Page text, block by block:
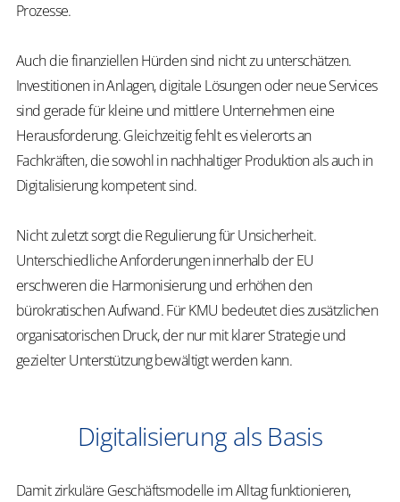
Prozesse.
Auch die finanziellen Hürden sind nicht zu unterschätzen.
Investitionen in Anlagen, digitale Lösungen oder neue Services
sind gerade für kleine und mittlere Unternehmen eine
Herausforderung. Gleichzeitig fehlt es vielerorts an
Fachkräften, die sowohl in nachhaltiger Produktion als auch in
Digitalisierung kompetent sind.
Nicht zuletzt sorgt die Regulierung für Unsicherheit.
Unterschiedliche Anforderungen innerhalb der EU
erschweren die Harmonisierung und erhöhen den
bürokratischen Aufwand. Für KMU bedeutet dies zusätzlichen
organisatorischen Druck, der nur mit klarer Strategie und
gezielter Unterstützung bewältigt werden kann.
Digitalisierung als Basis
Damit zirkuläre Geschäftsmodelle im Alltag funktionieren,